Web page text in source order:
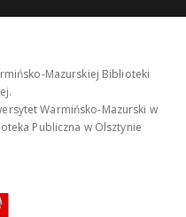
Mazurskiej Biblioteki
Warmińsko-Mazurski w
Publiczna w Olsztynie